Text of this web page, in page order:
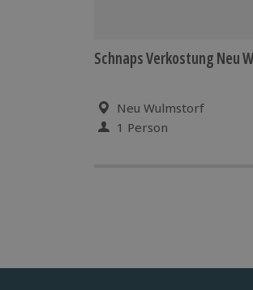
Schnaps Verkostung Neu
Neu Wulmstorf
1 Person